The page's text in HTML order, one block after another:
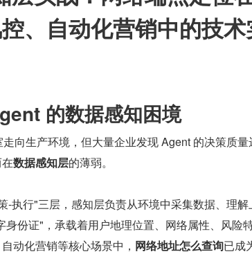
、自动化营销中的技
的数据感知困境
向生产环境，但大量企业发现 Agent 的决策质量
数据感知层的薄弱。
-执行"三层，感知层负责从环境中采集数据、理解
身份证"，承载着用户地理位置、网络属性、风险
动化营销等核心场景中， 网络地址怎么查询已成